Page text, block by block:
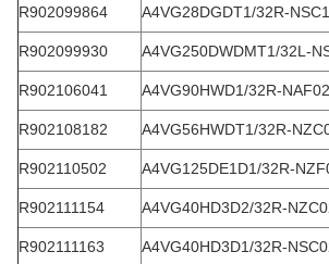
R902099864 Α4VG28DGDT1/32R-
R902099930 Α4VG250DWDMT1/32L-
R902106041 Α4VG90HWD1/32R-
R902108182 Α4VG56HWDT1/32R-
R902110502 Α4VG125DE1D1/32R-
R902111154 Α4VG40HD3D2/32R-
R902111163 Α4VG40HD3D1/32R-